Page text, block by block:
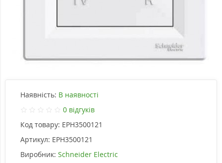
Наявність: В наявності
0 відгуків
Код товару: EPH3500121
Артикул: EPH3500121
Виробник: Schneider Electric